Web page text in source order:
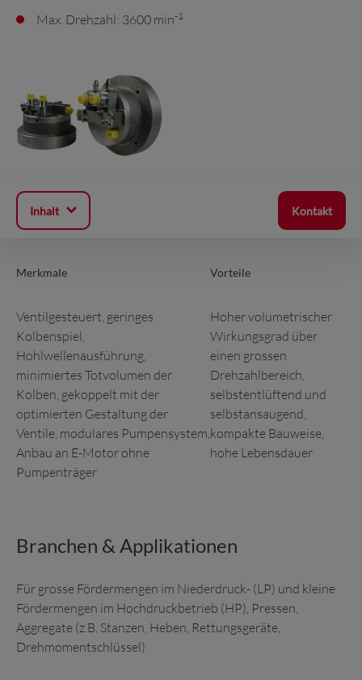
Max. Drehzahl: 3600 min-1
Inhalt Kontakt
Merkmale
Ventilgesteuert, geringes
Kolbenspiel,
Hohlwellenausführung,
minimiertes Totvolumen der
Kolben, gekoppelt mit der
optimierten Gestaltung der
Ventile, modulares Pumpensystem,
Anbau an E-Motor ohne
Pumpenträger
Vorteile
Hoher volumetrischer
Wirkungsgrad über
einen grossen
Drehzahlbereich,
selbstentlüftend und
selbstansaugend,
kompakte Bauweise,
hohe Lebensdauer
Branchen & Applikationen
Für grosse Fördermengen im Niederdruck- (LP) und kleine
Fördermengen im Hochdruckbetrieb (HP), Pressen,
Aggregate (z.B. Stanzen, Heben, Rettungsgeräte,
Drehmomentschlüssel)